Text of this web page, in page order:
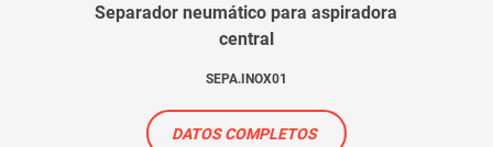
Separador neumático para aspiradora
central
SEPA.INOX01
DATOS COMPLETOS